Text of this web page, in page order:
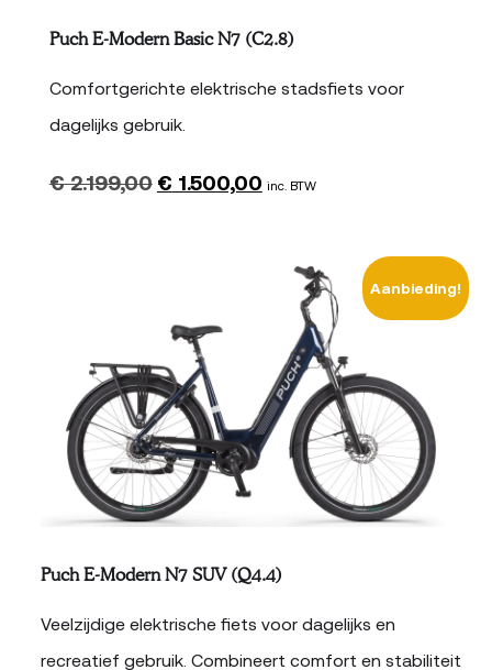
Puch E-Modern Basic N7 (C2.8)
Comfortgerichte elektrische stadsfiets voor
dagelijks gebruik.
€2.199,00 Oorspronkelijke
€ 1.500,00Huidige
€ 1.500,00.
inc. BTW
Aanbieding!
Puch E-Modern N7 SUV (Q4.4)
Veelzijdige elektrische fiets voor dagelijks en
recreatief gebruik. Combineert comfort en stabiliteit